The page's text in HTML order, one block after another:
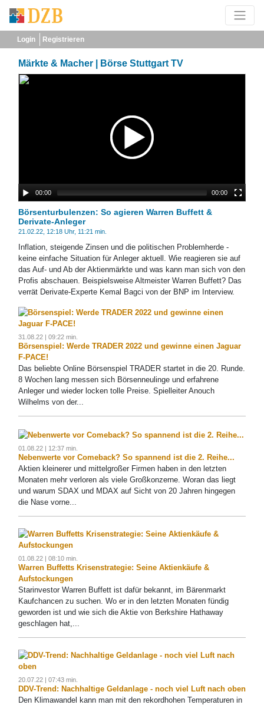
Login Registrieren
Märkte & Macher | Börse Stuttgart TV
00:00 00:00
Börsenturbulenzen: So agieren Warren Buffett &
Derivate-Anleger
21.02.22, 12:18 Uhr, 11:21 min.
Inflation, steigende Zinsen und die politischen Problemherde -
keine einfache Situation für Anleger aktuell. Wie reagieren sie auf
das Auf- und Ab der Aktienmärkte und was kann man sich von den
Profis abschauen. Beispielsweise Altmeister Warren Buffett? Das
verrät Derivate-Experte Kemal Bagci von der BNP im Interview.
31.08.22 | 09:22 min.
Börsenspiel: Werde TRADER 2022 und gewinne einen Jaguar
F-PACE!
Das beliebte Online Börsenspiel TRADER startet in die 20. Runde.
8 Wochen lang messen sich Börsenneulinge und erfahrene
Anleger und wieder locken tolle Preise. Spielleiter Anouch
Wilhelms von der...
01.08.22 | 12:37 min.
Nebenwerte vor Comeback? So spannend ist die 2. Reihe...
Aktien kleinerer und mittelgroßer Firmen haben in den letzten
Monaten mehr verloren als viele Großkonzerne. Woran das liegt
und warum SDAX und MDAX auf Sicht von 20 Jahren hingegen
die Nase vorne...
01.08.22 | 08:10 min.
Warren Buffetts Krisenstrategie: Seine Aktienkäufe &
Aufstockungen
Starinvestor Warren Buffett ist dafür bekannt, im Bärenmarkt
Kaufchancen zu suchen. Wo er in den letzten Monaten fündig
geworden ist und wie sich die Aktie von Berkshire Hathaway
geschlagen hat,...
20.07.22 | 07:43 min.
DDV-Trend: Nachhaltige Geldanlage - noch viel Luft nach oben
Den Klimawandel kann man mit den rekordhohen Temperaturen in